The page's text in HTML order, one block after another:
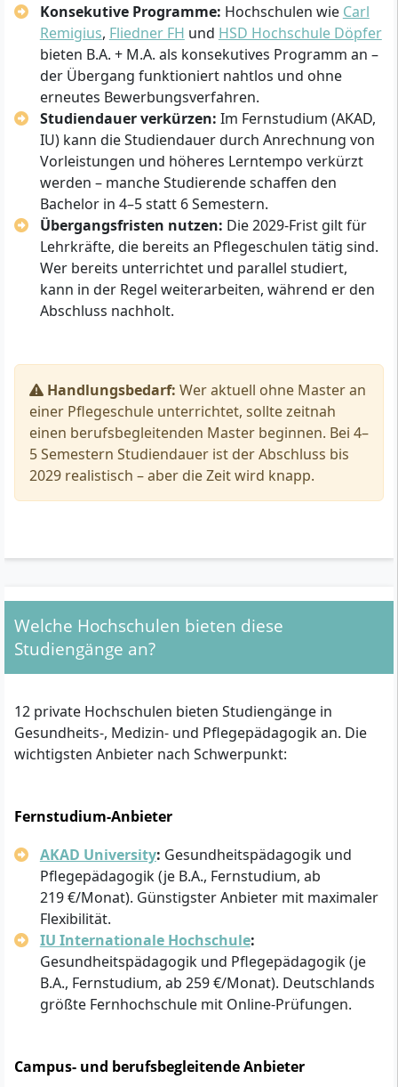
Konsekutive Programme: Hochschulen wie Carl
Remigius, Fliedner FH und HSD Hochschule Döpfer
bieten B.A. + M.A. als konsekutives Programm an –
der Übergang funktioniert nahtlos und ohne
erneutes Bewerbungsverfahren.
Studiendauer verkürzen: Im Fernstudium (AKAD,
IU) kann die Studiendauer durch Anrechnung von
Vorleistungen und höheres Lerntempo verkürzt
werden – manche Studierende schaffen den
Bachelor in 4–5 statt 6 Semestern.
Übergangsfristen nutzen: Die 2029-Frist gilt für
Lehrkräfte, die bereits an Pflegeschulen tätig sind.
Wer bereits unterrichtet und parallel studiert,
kann in der Regel weiterarbeiten, während er den
Abschluss nachholt.
Handlungsbedarf: Wer aktuell ohne Master an
einer Pflegeschule unterrichtet, sollte zeitnah
einen berufsbegleitenden Master beginnen. Bei 4–
5 Semestern Studiendauer ist der Abschluss bis
2029 realistisch – aber die Zeit wird knapp.
Welche Hochschulen bieten diese
Studiengänge an?
12 private Hochschulen bieten Studiengänge in
Gesundheits-, Medizin- und Pflegepädagogik an. Die
wichtigsten Anbieter nach Schwerpunkt:
Fernstudium-Anbieter
AKAD University: Gesundheitspädagogik und
Pflegepädagogik (je B.A., Fernstudium, ab
219 €/Monat). Günstigster Anbieter mit maximaler
Flexibilität.
IU Internationale Hochschule:
Gesundheitspädagogik und Pflegepädagogik (je
B.A., Fernstudium, ab 259 €/Monat). Deutschlands
größte Fernhochschule mit Online-Prüfungen.
Campus- und berufsbegleitende Anbieter